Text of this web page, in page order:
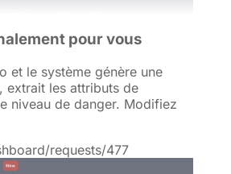
pour vous
et le système génère une
extrait les attributs de
niveau de danger. Modifiez
requests/477